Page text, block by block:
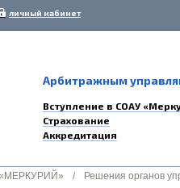
личный кабинет
Арбитражным
Вступление в СОАУ
Страхование
Аккредитация
/ Решения органов